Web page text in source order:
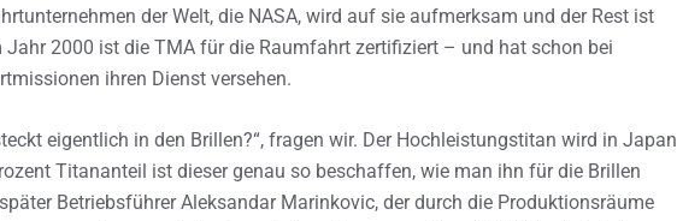
der Welt, die NASA, wird auf sie aufmerksam und der Rest ist
Jahr 2000 ist die TMA für die Raumfahrt zertifiziert – und hat schon bei
ihren Dienst versehen.
eigentlich in den Brillen?“, fragen wir. Der Hochleistungstitan wird in Japan
Titananteil ist dieser genau so beschaffen, wie man ihn für die Brillen
Betriebsführer Aleksandar Marinkovic, der durch die Produktionsräume